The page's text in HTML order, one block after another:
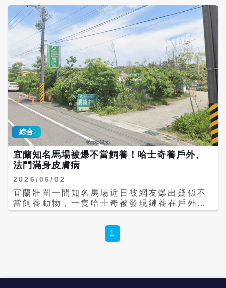
綜合
宜蘭知名馬場被爆不當飼養！哈士奇養戶外、
法鬥滿身皮膚病
2026/06/02
宜蘭壯圍一間知名馬場近日被網友爆出疑似不
當飼養動物，一隻哈士奇被發現鏈養在戶外，
由於台灣悶熱氣候，長期暴露在室外容易導致
不只哈士奇，該間馬場先前也被發現馬場內的
法鬥有嚴重皮膚病跟精神狀況差；而2023、
1